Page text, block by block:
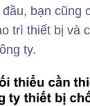
bạn cũng
trì thiết bị và
ty.